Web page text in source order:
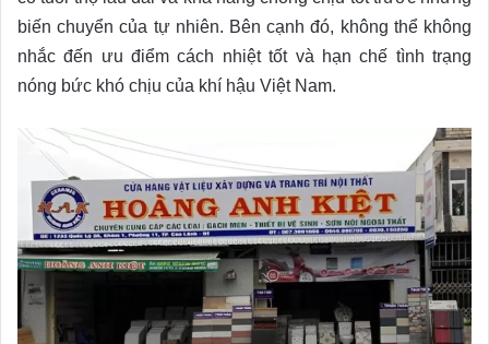
biến chuyển của tự nhiên. Bên cạnh đó, không thể không
nhắc đến ưu điểm cách nhiệt tốt và hạn chế tình trạng
nóng bức khó chịu của khí hậu Việt Nam.